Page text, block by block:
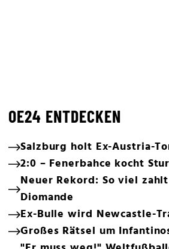
OE24 ENTDECKEN
Salzburg holt Ex-Austria-
2:0 – Fenerbahce kocht
Neuer Rekord: So viel
Diomande
Ex-Bulle wird Newcastle-
Großes Rätsel um